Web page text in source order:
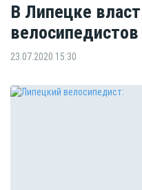
В Липецке
велосипедистов
23.07.2020 15:30